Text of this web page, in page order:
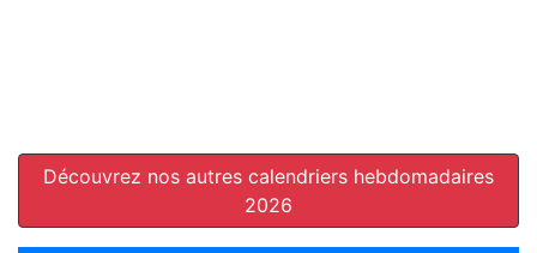
Découvrez nos autres calendriers hebdomadaires
2026